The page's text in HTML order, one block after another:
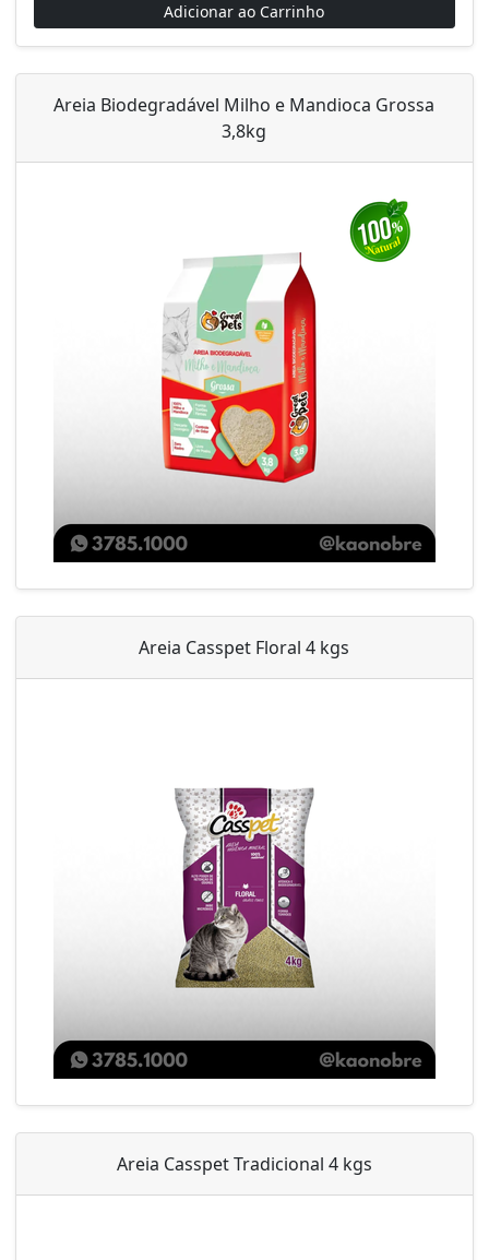
Adicionar ao Carrinho
Areia Biodegradável Milho e Mandioca Grossa
3,8kg
Areia Casspet Floral 4 kgs
Areia Casspet Tradicional 4 kgs